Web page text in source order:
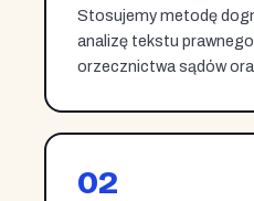
Stosujemy metodę
analizę tekstu
orzecznictwa sądów
02